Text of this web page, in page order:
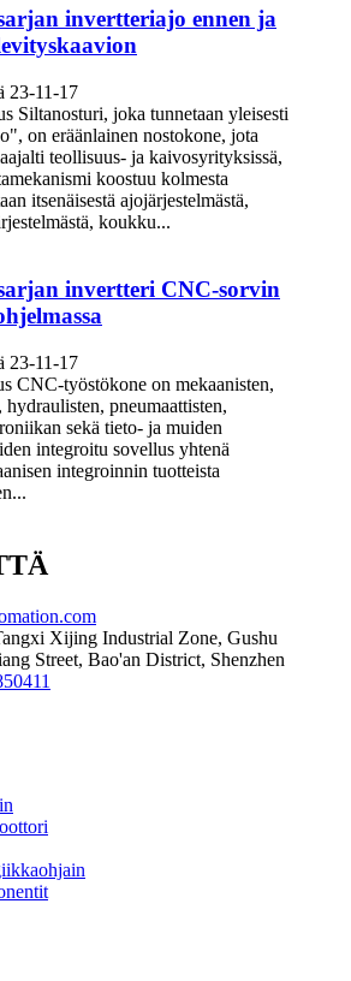
invertteriajo ennen ja
23-11-17
Siltanosturi, joka tunnetaan yleisesti
on eräänlainen nostokone, jota
teollisuus- ja kaivosyrityksissä,
koostuu kolmesta
itsenäisestä ajojärjestelmästä,
koukku...
invertteri CNC-sorvin
23-11-17
CNC-työstökone on mekaanisten,
hydraulisten, pneumaattisten,
sekä tieto- ja muiden
integroitu sovellus yhtenä
integroinnin tuotteista
Xijing Industrial Zone, Gushu
Street, Bao'an District, Shenzhen